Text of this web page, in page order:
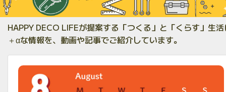
HAPPY DECO LIFEが提案する「つくる」と「くらす」生
＋αな情報を、動画や記事でご紹介しています。